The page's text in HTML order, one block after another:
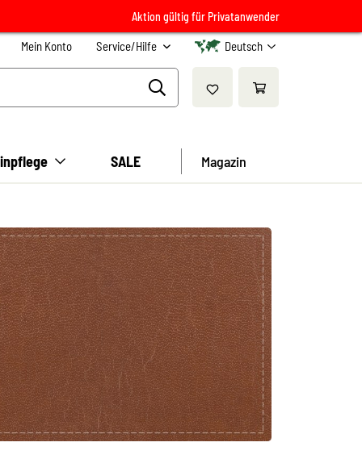
Aktion gültig für Privatanwender
Mein Konto Service/Hilfe Deutsch
SALE Magazin